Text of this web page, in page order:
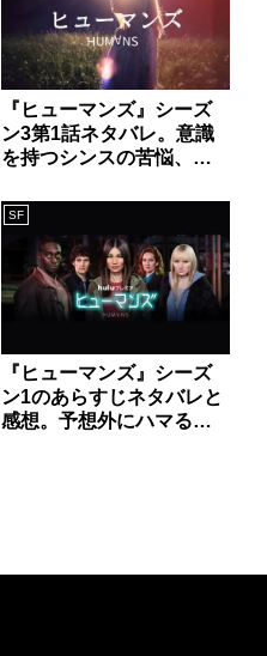
『ヒューマンズ』シーズ
ン3第1話ネタバレ。意識
を持つシンスの苦悩、覚
化!?
SF
『ヒューマンズ』シーズ
ン1のあらすじネタバレと
感想。予想外にハマる！